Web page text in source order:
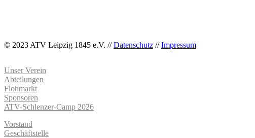
© 2023 ATV Leipzig 1845 e.V. //Datenschutz //Impressum
Unser Verein
Abteilungen
Flohmarkt
Sponsoren
ATV-Schlenzer-Camp 2026
Vorstand
Geschäftstelle